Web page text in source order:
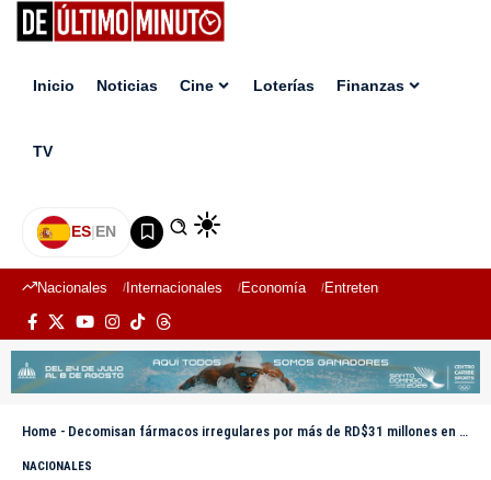
Inicio Noticias Cine Loterías Finanzas
TV
ES|EN
Nacionales Internacionales Economía Entretenimiento
Home - Decomisan fármacos irregulares por más de RD$31 millones en operativos en Espaillat
NACIONALES